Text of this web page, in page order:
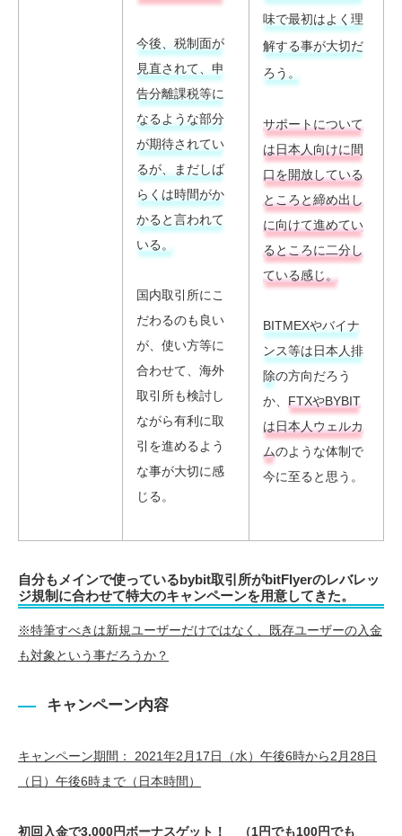
今後、税制面が
見直されて、申
告分離課税等に
なるような部分
が期待されてい
るが、まだしば
らくは時間がか
かると言われて
いる。
国内取引所にこ
だわるのも良い
が、使い方等に
合わせて、海外
取引所も検討し
ながら有利に取
引を進めるよう
な事が大切に感
じる。
味で最初はよく理
解する事が大切だ
ろう。
サポートについて
は日本人向けに間
口を開放している
ところと締め出し
に向けて進めてい
るところに二分し
ている感じ。
BITMEXやバイナ
ンス等は日本人排
除の方向だろう
か、 FTXやBYBIT
は日本人ウェルカ
ムのような体制で
今に至ると思う。
自分もメインで使っているbybit取引所がbitFlyerのレバレッ
ジ規制に合わせて特大のキャンペーンを用意してきた。
※特筆すべきは新規ユーザーだけではなく、既存ユーザーの入金
も対象という事だろうか？
キャンペーン内容
キャンペーン期間： 2021年2月17日（水）午後6時から2月28日
（日）午後6時まで（日本時間）
初回入金で3,000円ボーナスゲット！ （1円でも100円でも